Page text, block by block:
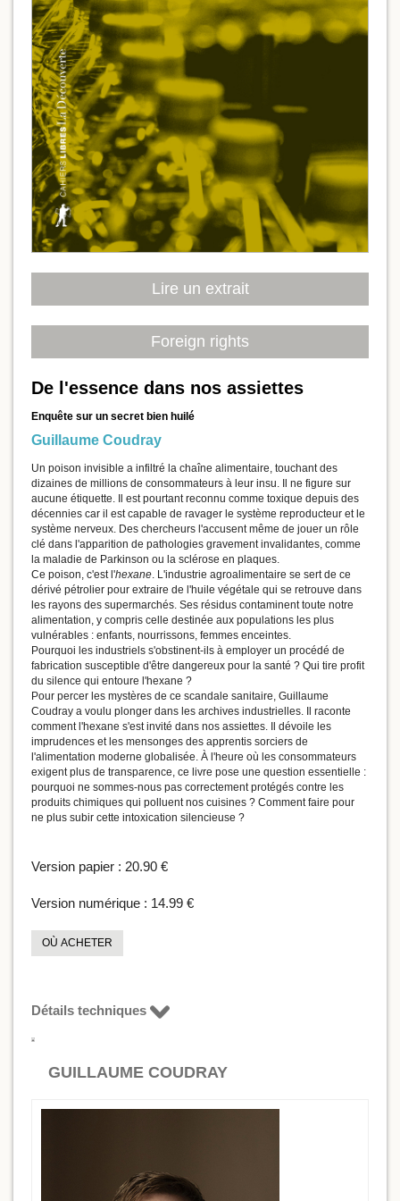
Lire un extrait
Foreign rights
De l'essence dans nos assiettes
Enquête sur un secret bien huilé
Guillaume Coudray
Un poison invisible a infiltré la chaîne alimentaire, touchant des
dizaines de millions de consommateurs à leur insu. Il ne figure sur
aucune étiquette. Il est pourtant reconnu comme toxique depuis des
décennies car il est capable de ravager le système reproducteur et le
système nerveux. Des chercheurs l'accusent même de jouer un rôle
clé dans l'apparition de pathologies gravement invalidantes, comme
la maladie de Parkinson ou la sclérose en plaques.
Ce poison, c'est l'hexane. L'industrie agroalimentaire se sert de ce
dérivé pétrolier pour extraire de l'huile végétale qui se retrouve dans
les rayons des supermarchés. Ses résidus contaminent toute notre
alimentation, y compris celle destinée aux populations les plus
vulnérables : enfants, nourrissons, femmes enceintes.
Pourquoi les industriels s'obstinent-ils à employer un procédé de
fabrication susceptible d'être dangereux pour la santé ? Qui tire profit
du silence qui entoure l'hexane ?
Pour percer les mystères de ce scandale sanitaire, Guillaume
Coudray a voulu plonger dans les archives industrielles. Il raconte
comment l'hexane s'est invité dans nos assiettes. Il dévoile les
imprudences et les mensonges des apprentis sorciers de
l'alimentation moderne globalisée. À l'heure où les consommateurs
exigent plus de transparence, ce livre pose une question essentielle :
pourquoi ne sommes-nous pas correctement protégés contre les
produits chimiques qui polluent nos cuisines ? Comment faire pour
ne plus subir cette intoxication silencieuse ?
Version papier : 20.90 €
Version numérique : 14.99 €
OÙ ACHETER
Détails techniques
GUILLAUME COUDRAY